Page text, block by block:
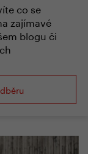
co se
zajímavé
blogu či
Dětský údiv
řady
modely
a dvě
panenky
projedou